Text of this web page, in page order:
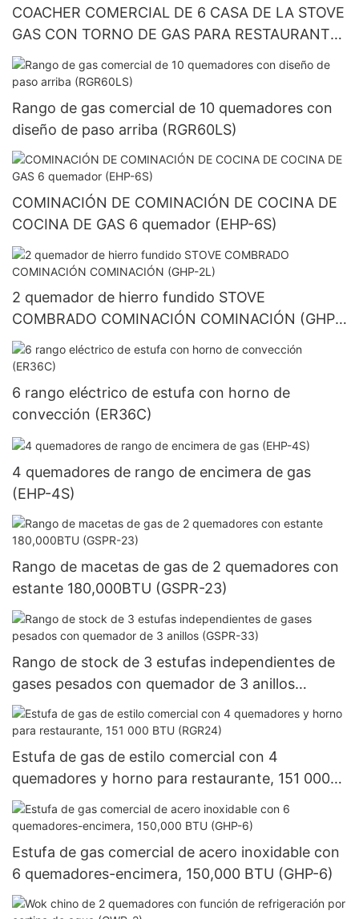
COACHER COMERCIAL DE 6 CASA DE LA STOVE
GAS CON TORNO DE GAS PARA RESTAURANTE
(RGR36)
Rango de gas comercial de 10 quemadores con
diseño de paso arriba (RGR60LS)
COMINACIÓN DE COMINACIÓN DE COCINA DE
COCINA DE GAS 6 quemador (EHP-6S)
2 quemador de hierro fundido STOVE
COMBRADO COMINACIÓN COMINACIÓN (GHP-
2L)
6 rango eléctrico de estufa con horno de
convección (ER36C)
4 quemadores de rango de encimera de gas
(EHP-4S)
Rango de macetas de gas de 2 quemadores con
estante 180,000BTU (GSPR-23)
Rango de stock de 3 estufas independientes de
gases pesados ​​con quemador de 3 anillos
(GSPR-33)
Estufa de gas de estilo comercial con 4
quemadores y horno para restaurante, 151 000
BTU (RGR24)
Estufa de gas comercial de acero inoxidable con
6 quemadores-encimera, 150,000 BTU (GHP-6)